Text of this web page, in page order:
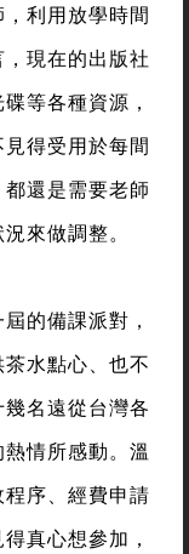
利用放學時間
現在的出版社
等各種資源，
得受用於每間
還是需要老師
來做調整。
的備課派對，
水點心、也不
名遠從台灣各
情所感動。溫
序、經費申請
真心想參加，